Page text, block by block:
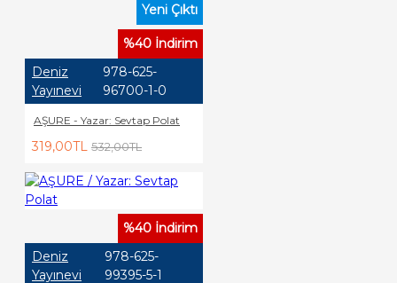
Yeni Çıktı
%40 İndirim
Deniz
Yayınevi
978-625-
96700-1-0
AŞURE - Yazar: Sevtap Polat
319,00TL 532,00TL
%40 İndirim
Deniz
Yayınevi
978-625-
99395-5-1